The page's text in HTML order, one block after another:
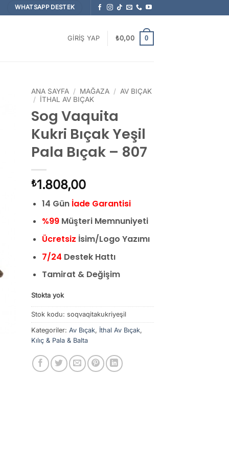
WHATSAPP DESTEK
GIRIŞ YAP ₺0,00 0
ANA SAYFA / MAĞAZA / AV BIÇAK
/ İTHAL AV BIÇAK
Sog Vaquita
Kukri Bıçak Yeşil
Pala Bıçak – 807
₺1.808,00
14 Gün İade Garantisi
%99Müşteri Memnuniyeti
Ücretsiz İsim/Logo Yazımı
7/24 Destek Hattı
Tamirat & Değişim
Stokta yok
Stok kodu: soqvaqitakukriyeşil
Kategoriler: Av Bıçak, İthal Av Bıçak,
Kılıç & Pala & Balta